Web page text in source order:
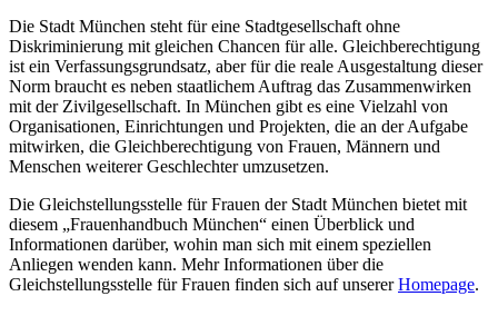
Die Stadt München steht für eine Stadtgesellschaft ohne
Diskriminierung mit gleichen Chancen für alle. Gleichberechtigung
ist ein Verfassungsgrundsatz, aber für die reale Ausgestaltung dieser
Norm braucht es neben staatlichem Auftrag das Zusammenwirken
mit der Zivilgesellschaft. In München gibt es eine Vielzahl von
Organisationen, Einrichtungen und Projekten, die an der Aufgabe
mitwirken, die Gleichberechtigung von Frauen, Männern und
Menschen weiterer Geschlechter umzusetzen.
Die Gleichstellungsstelle für Frauen der Stadt München bietet mit
diesem „Frauenhandbuch München“ einen Überblick und
Informationen darüber, wohin man sich mit einem speziellen
Anliegen wenden kann. Mehr Informationen über die
Gleichstellungsstelle für Frauen finden sich auf unsererHomepage.